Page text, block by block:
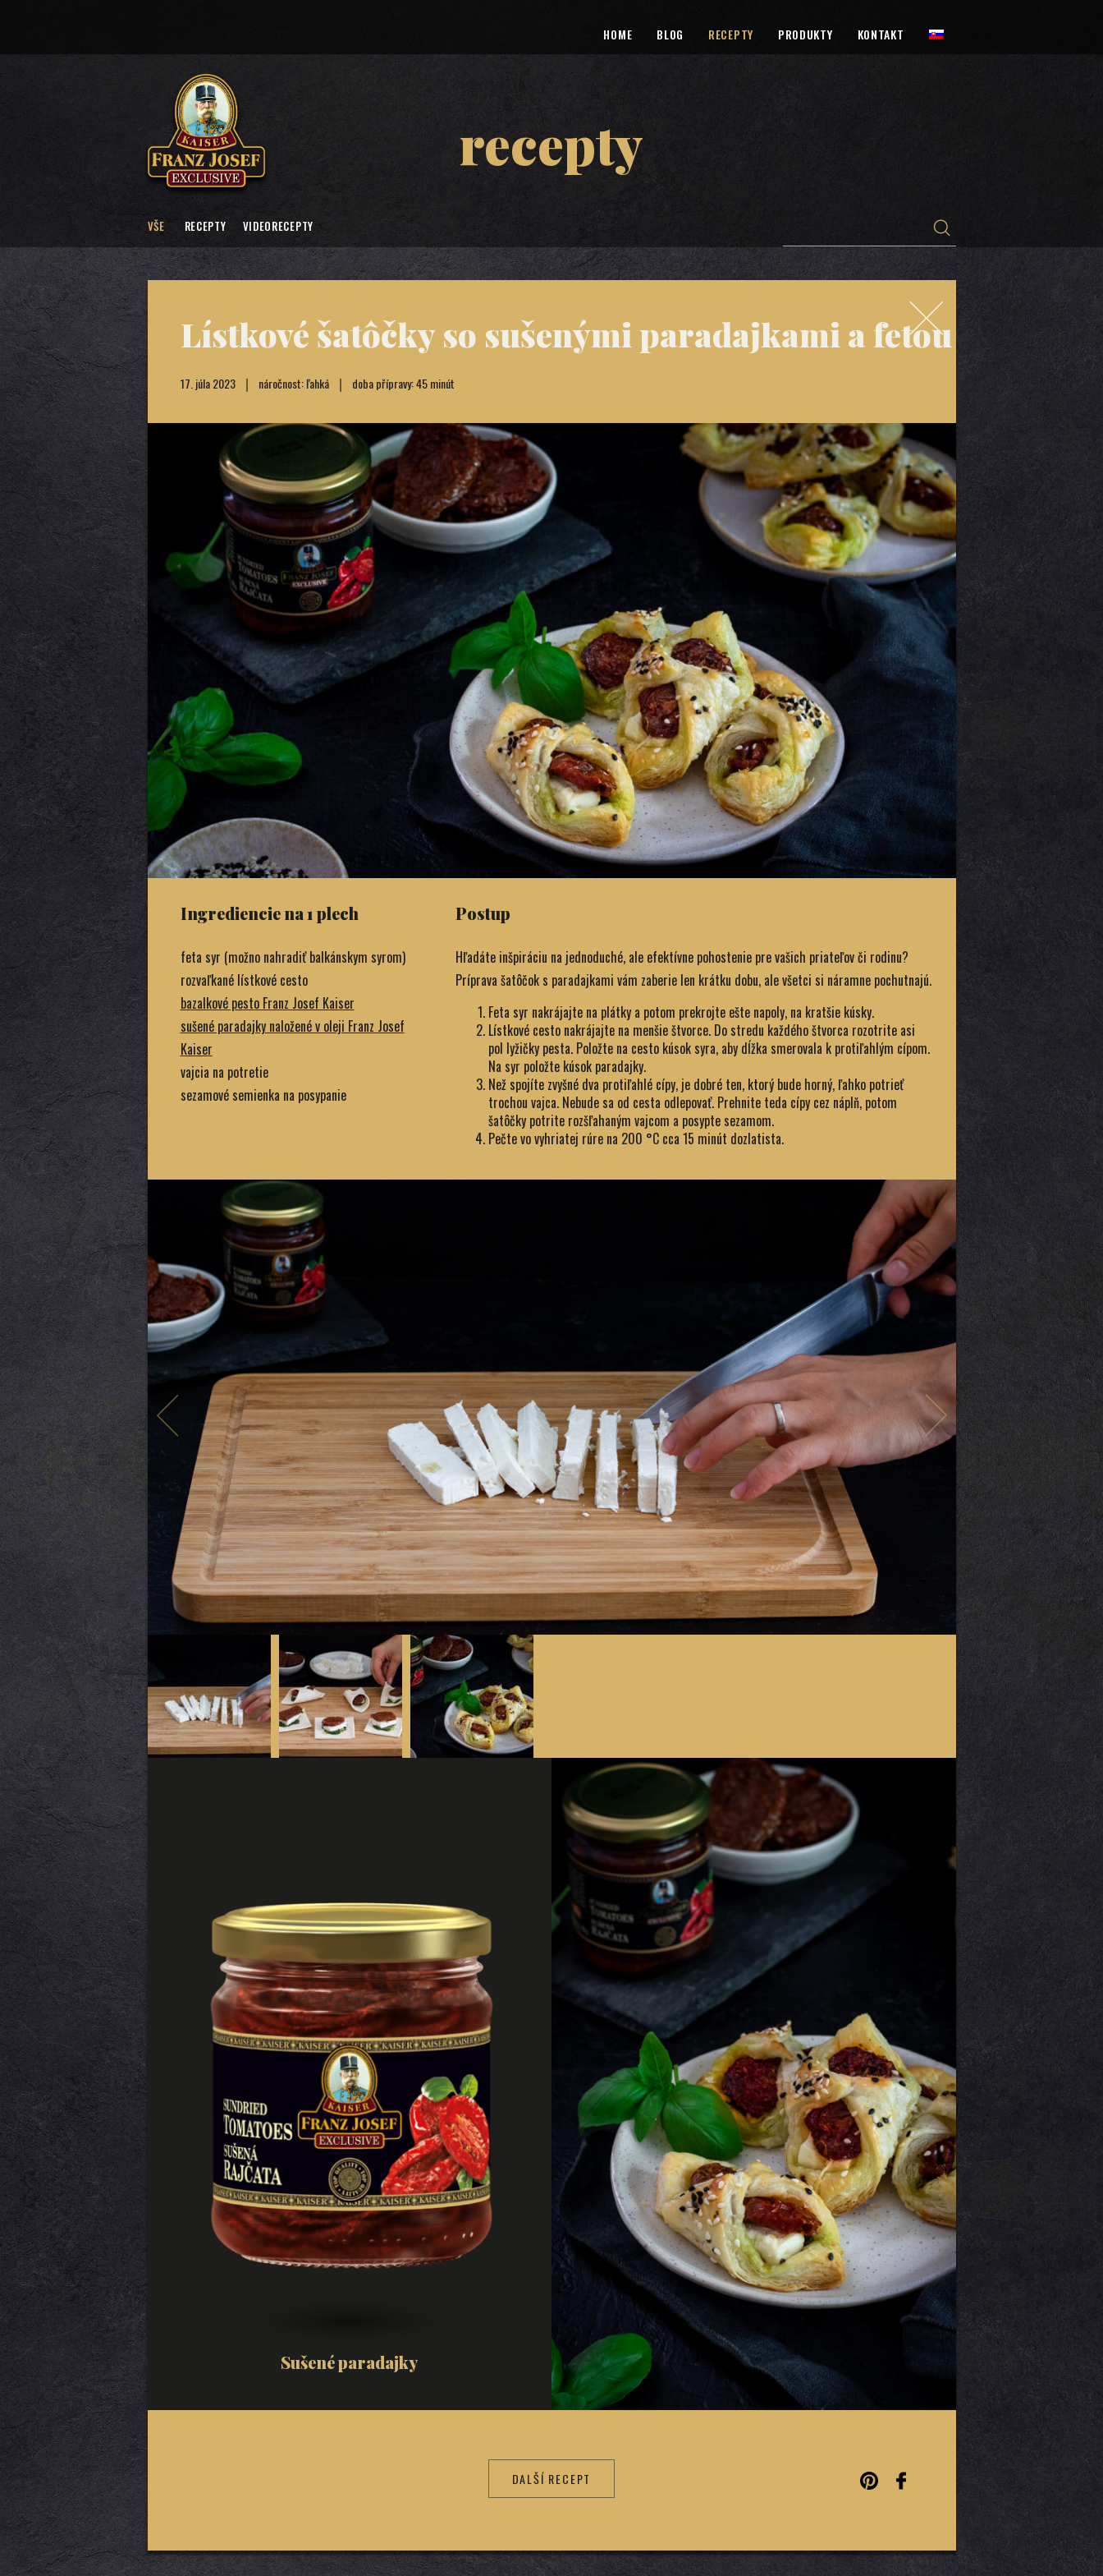
HOME BLOG RECEPTY PRODUKTY KONTAKT
recepty
VŠE RECEPTY VIDEORECEPTY
Lístkové šatôčky so sušenými paradajkami a fetou
17. júla 2023 náročnost: ľahká doba přípravy: 45 minút
Ingrediencie na 1 plech
feta syr (možno nahradiť balkánskym syrom)
rozvaľkané lístkové cesto
bazalkové pesto Franz Josef Kaiser
sušené paradajky naložené v oleji Franz Josef
Kaiser
vajcia na potretie
sezamové semienka na posypanie
Postup
Hľadáte inšpiráciu na jednoduché, ale efektívne pohostenie pre vašich priateľov či rodinu?
Príprava šatôčok s paradajkami vám zaberie len krátku dobu, ale všetci si náramne pochutnajú.
Feta syr nakrájajte na plátky a potom prekrojte ešte napoly, na kratšie kúsky.
Lístkové cesto nakrájajte na menšie štvorce. Do stredu každého štvorca rozotrite asi
pol lyžičky pesta. Položte na cesto kúsok syra, aby dĺžka smerovala k protiľahlým cípom.
Na syr položte kúsok paradajky.
Než spojíte zvyšné dva protiľahlé cípy, je dobré ten, ktorý bude horný, ľahko potrieť
trochou vajca. Nebude sa od cesta odlepovať. Prehnite teda cípy cez náplň, potom
šatôčky potrite rozšľahaným vajcom a posypte sezamom.
Pečte vo vyhriatej rúre na 200 °C cca 15 minút dozlatista.
Sušené paradajky
DALŠÍ RECEPT